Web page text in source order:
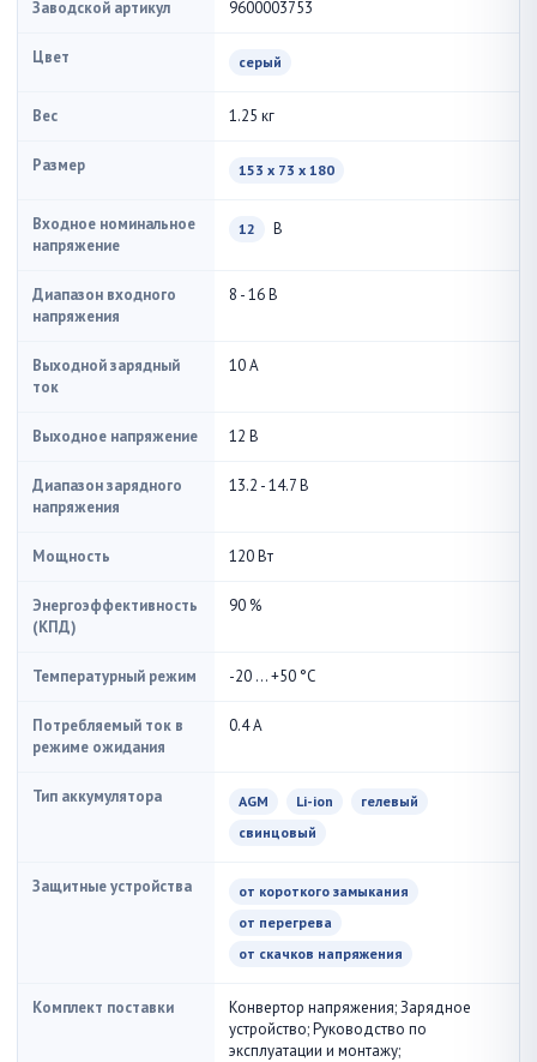
Заводской артикул 9600003753
Цвет серый
Вес 1.25 кг
Размер 153 x 73 x 180
Входное номинальное
напряжение
12 В
Диапазон входного
напряжения
8 - 16 В
Выходной зарядный
ток
10 А
Выходное напряжение 12 В
Диапазон зарядного
напряжения
13.2 - 14.7 В
Мощность 120 Вт
Энергоэффективность
(КПД)
90 %
Температурный режим -20 ... +50 °С
Потребляемый ток в
режиме ожидания
0.4 А
Тип аккумулятора AGM Li-ion
гелевый
свинцовый
Защитные устройства
от короткого замыкания
от перегрева
от скачков напряжения
Комплект поставки
Конвертор напряжения; Зарядное
устройство; Руководство по
эксплуатации и монтажу;